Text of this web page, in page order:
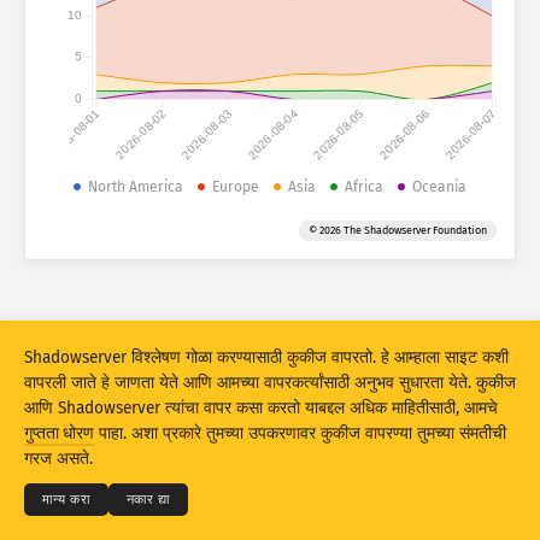
हल्ल्याची आकडेवारी: उपकरणे
डेटा सेट
Stacking
अपडेट करा रिसेट
PNG म्हणून डाउनलोड करा
2026-08-01 2026-08-02 2026-08-03 2026-08-04 2026-08-05 2026-08-06 2026-08-07
0
5
10
North America Europe Asia Africa Oceania
© 2026 The Shadowserver Foundation
© 2026THE SHADOWSERVER FOUNDATION
गुप्तता आणि अटी
आम्हाला संपर्क करा श्रेय
Shadowserver विश्लेषण गोळा करण्यासाठी कुकीज वापरतो. हे आम्हाला साइट कशी
वापरली जाते हे जाणता येते आणि आमच्या वापरकर्त्यांसाठी अनुभव सुधारता येते. कुकीज
आणि Shadowserver त्यांचा वापर कसा करतो याबद्दल अधिक माहितीसाठी, आमचे
गुप्तता धोरण पाहा. अशा प्रकारे तुमच्या उपकरणावर कुकीज वापरण्या तुमच्या संमतीची
गरज असते.
मान्य करा नकार द्या